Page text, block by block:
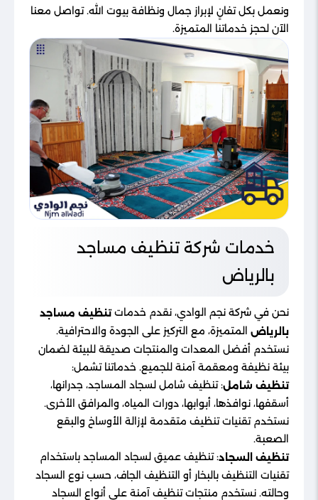
ونعمل بكل تفانٍ لإبراز جمال ونظافة بيوت الله. تواصل معنا
الآن لحجز خدماتنا المتميزة.
خدمات شركة تنظيف مساجد
بالرياض
نحن في شركة نجم الوادي، نقدم خدماتتنظيف مساجد
بالرياض المتميزة، مع التركيز على الجودة والاحترافية.
نستخدم أفضل المعدات والمنتجات صديقة للبيئة لضمان
بيئة نظيفة ومعقمة آمنة للجميع. خدماتنا تشمل:
تنظيف شامل: تنظيف شامل لسجاد المساجد، جدرانها،
أسقفها، نوافذها، أبوابها، دورات المياه، والمرافق الأخرى.
نستخدم تقنيات تنظيف متقدمة لإزالة الأوساخ والبقع
الصعبة.
تنظيف السجاد: تنظيف عميق لسجاد المساجد باستخدام
تقنيات التنظيف بالبخار أو التنظيف الجاف، حسب نوع السجاد
وحالته. نستخدم منتجات تنظيف آمنة على أنواع السجاد